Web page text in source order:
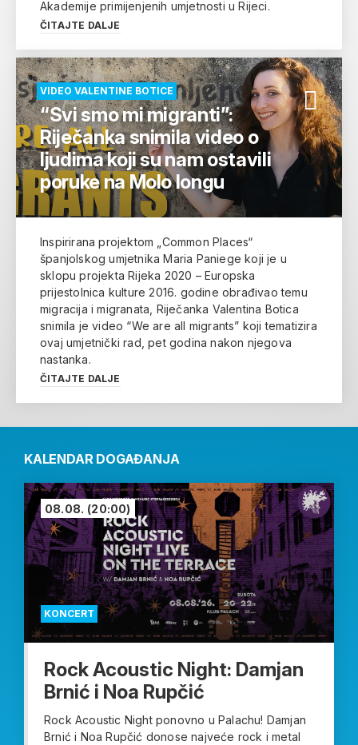
Akademije primijenjenih umjetnosti u Rijeci.
ČITAJTE DALJE
VIDEO VALENTINE BOTICE
“Svi smo mi migranti”:
Riječanka snimila video o
ljudima koji su nam ostavili
poruke na Molo longu
Inspirirana projektom „Common Places“
španjolskog umjetnika Maria Paniege koji je u
sklopu projekta Rijeka 2020 – Europska
prijestolnica kulture 2016. godine obrađivao temu
migracija i migranata, Riječanka Valentina Botica
snimila je video “We are all migrants” koji tematizira
ovaj umjetnički rad, pet godina nakon njegova
nastanka.
ČITAJTE DALJE
KALENDAR DOGAĐANJA
KONCERT
08.08. (20:00)
Rock Acoustic Night: Damjan
Brnić i Noa Rupčić
Rock Acoustic Night ponovno u Palachu! Damjan
Brnić i Noa Rupčić donose najveće rock i metal